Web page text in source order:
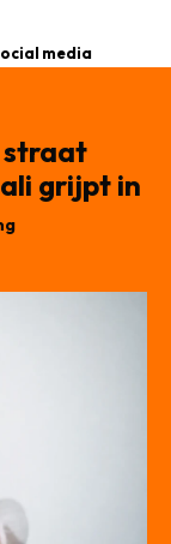
media
straat
grijpt in